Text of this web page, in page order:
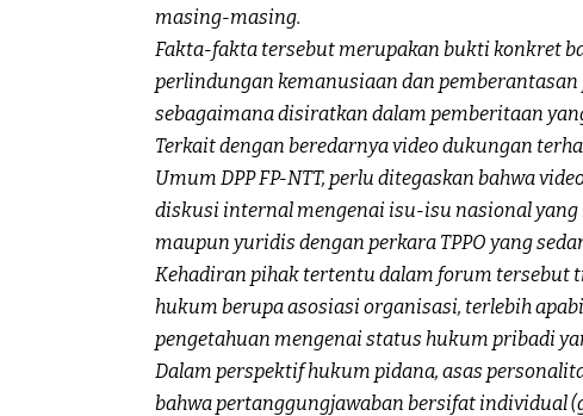
masing-masing.
Fakta-fakta tersebut merupakan bukti konkret
perlindungan kemanusiaan dan
sebagaimana disiratkan dalam pemberitaan
Terkait dengan beredarnya video dukungan
Umum DPP FP-NTT, perlu ditegaskan bahwa
diskusi internal mengenai isu-isu nasional
maupun yuridis dengan perkara TPPO yang
Kehadiran pihak tertentu dalam forum
hukum berupa asosiasi organisasi, terlebih
pengetahuan mengenai status hukum pribadi
Dalam perspektif hukum pidana, asas
bahwa pertanggungjawaban bersifat individual